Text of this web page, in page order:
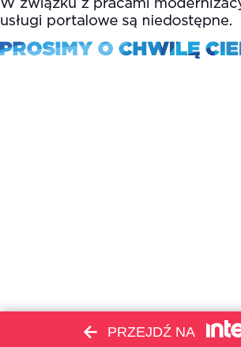
PRZEJDŹ NA